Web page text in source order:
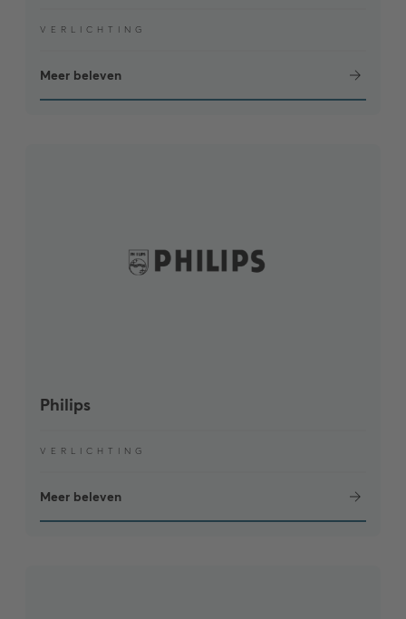
VERLICHTING
Meer beleven
Philips
VERLICHTING
Meer beleven